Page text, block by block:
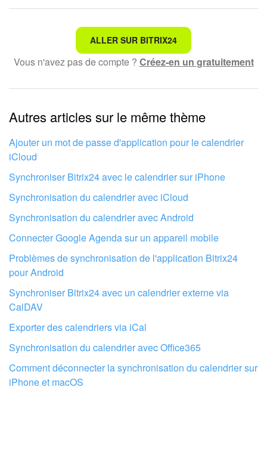
Ce n'est pas ce que je recherche
Texte compliqué et incompréhensible
Les informations sont obsolètes
Trop court, j'ai besoin de plus d'informations
Je n'aime pas comment cet outil fonctionne
par des professionnels locaux
TROUVER UN PARTENAIRE BITRIX24 À PROXIMITÉ
ALLER SUR BITRIX24
Vous n'avez pas de compte ? Créez-en un gratuitement
Autres articles sur le même thème
Ajouter un mot de passe d'application pour le calendrier
iCloud
Synchroniser Bitrix24 avec le calendrier sur iPhone
Synchronisation du calendrier avec iCloud
Synchronisation du calendrier avec Android
Connecter Google Agenda sur un appareil mobile
Problèmes de synchronisation de l'application Bitrix24
pour Android
Synchroniser Bitrix24 avec un calendrier externe via
CalDAV
Exporter des calendriers via iCal
Synchronisation du calendrier avec Office365
Comment déconnecter la synchronisation du calendrier sur
iPhone et macOS